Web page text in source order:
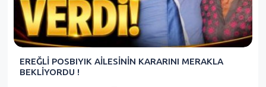
EREĞLİ POSBIYIK AİLESİNİN KARARINI MERAKLA
BEKLİYORDU !